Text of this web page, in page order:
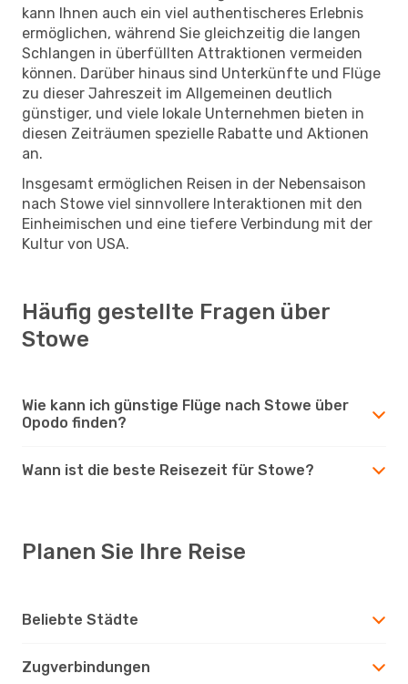
kann Ihnen auch ein viel authentischeres Erlebnis
ermöglichen, während Sie gleichzeitig die langen
Schlangen in überfüllten Attraktionen vermeiden
können. Darüber hinaus sind Unterkünfte und Flüge
zu dieser Jahreszeit im Allgemeinen deutlich
günstiger, und viele lokale Unternehmen bieten in
diesen Zeiträumen spezielle Rabatte und Aktionen
an.
Insgesamt ermöglichen Reisen in der Nebensaison
nach Stowe viel sinnvollere Interaktionen mit den
Einheimischen und eine tiefere Verbindung mit der
Kultur von USA.
Häufig gestellte Fragen über
Stowe
Wie kann ich günstige Flüge nach Stowe über
Opodo finden?
Wann ist die beste Reisezeit für Stowe?
Planen Sie Ihre Reise
Beliebte Städte
Zugverbindungen